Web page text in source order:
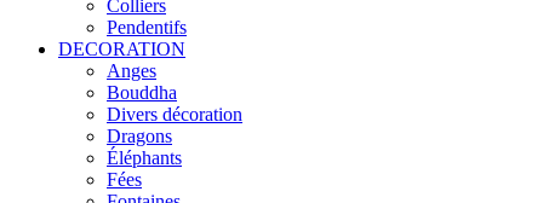
Colliers
Pendentifs
DECORATION
Anges
Bouddha
Divers décoration
Dragons
Éléphants
Fées